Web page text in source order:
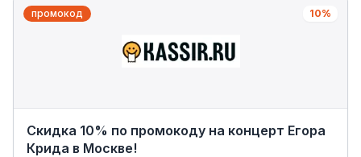
промокод 10%
Скидка 10% по промокоду на концерт Егора
Крида в Москве!